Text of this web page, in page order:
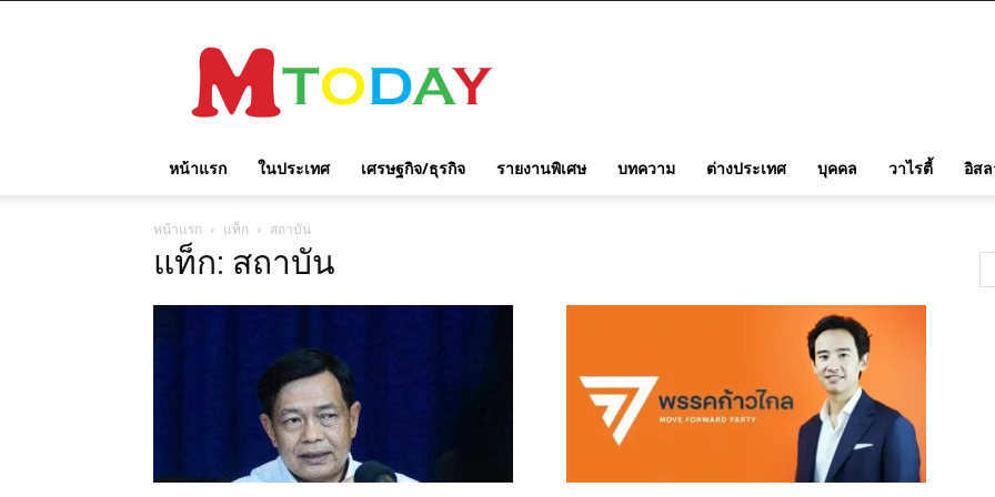
TODAY
หน้าแรก ในประเทศ เศรษฐกิจ/ธุรกิจ รายงานพิเศษ บทความ ต่างประเทศ บุคคล วาไรตี้ อิส
หน้าแรก แท็ก สถาบัน
แท็ก: สถาบัน